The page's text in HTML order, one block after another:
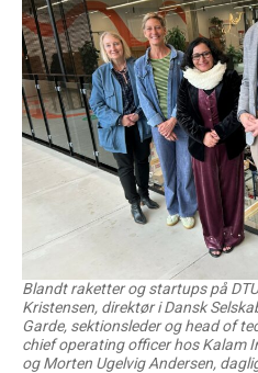
Blandt raketter og startups på
Kristensen, direktør i Dansk
Garde, sektionsleder og head of
chief operating officer hos Kalam
og Morten Ugelvig Andersen,